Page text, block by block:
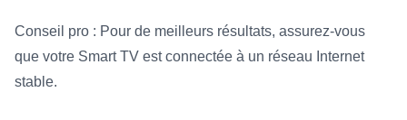
Conseil pro : Pour de meilleurs résultats, assurez-vous
que votre Smart TV est connectée à un réseau Internet
stable.